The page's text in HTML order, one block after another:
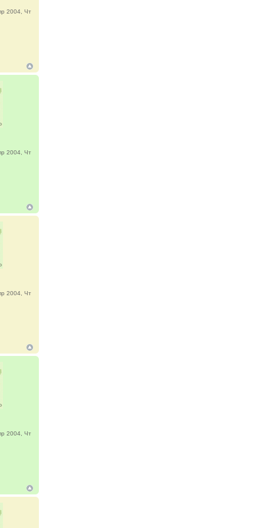
2004, Чт
2004, Чт
2004, Чт
2004, Чт